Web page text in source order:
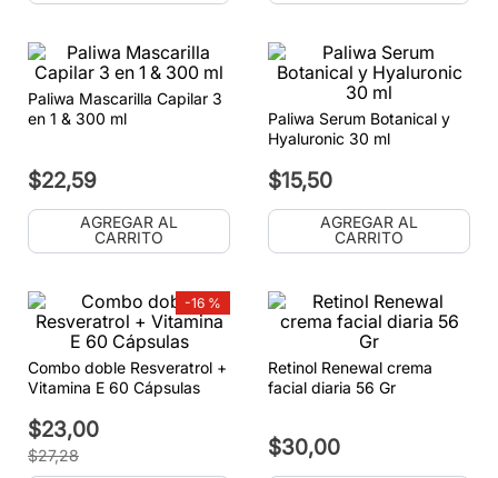
Paliwa Mascarilla Capilar 3
en 1 & 300 ml
$22,59
AGREGAR AL
CARRITO
Paliwa Serum Botanical y
Hyaluronic 30 ml
$15,50
AGREGAR AL
CARRITO
-16 %
Combo doble Resveratrol +
Vitamina E 60 Cápsulas
$23,00
$27,28
Retinol Renewal crema
facial diaria 56 Gr
$30,00